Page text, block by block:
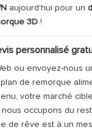
aujourd'hui pour un
3D !
personnalisé
ou envoyez-nous
de remorque
votre marché
occupons du
de rêve est à un